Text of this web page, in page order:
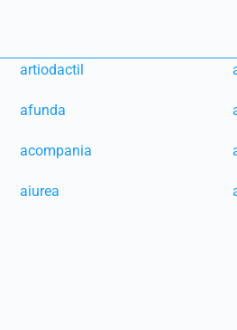
artiodactil
afunda
acompania
aiurea